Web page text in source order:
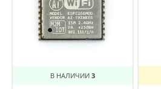
В НАЛИЧИИ 3